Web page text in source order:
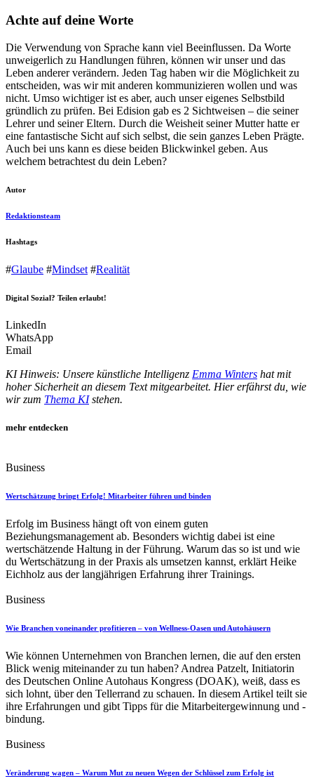
Achte auf deine Worte
Die Verwendung von Sprache kann viel Beeinflussen. Da Worte
unweigerlich zu Handlungen führen, können wir unser und das
Leben anderer verändern. Jeden Tag haben wir die Möglichkeit zu
entscheiden, was wir mit anderen kommunizieren wollen und was
nicht. Umso wichtiger ist es aber, auch unser eigenes Selbstbild
gründlich zu prüfen. Bei Edision gab es 2 Sichtweisen – die seiner
Lehrer und seiner Eltern. Durch die Weisheit seiner Mutter hatte er
eine fantastische Sicht auf sich selbst, die sein ganzes Leben Prägte.
Auch bei uns kann es diese beiden Blickwinkel geben. Aus
welchem betrachtest du dein Leben?
Autor
Redaktionsteam
Hashtags
#Glaube #Mindset #Realität
Digital Sozial? Teilen erlaubt!
LinkedIn
WhatsApp
Email
KI Hinweis: Unsere künstliche Intelligenz Emma Winters hat mit
hoher Sicherheit an diesem Text mitgearbeitet. Hier erfährst du, wie
wir zum Thema KIstehen.
mehr entdecken
Business
Wertschätzung bringt Erfolg! Mitarbeiter führen und binden
Erfolg im Business hängt oft von einem guten
Beziehungsmanagement ab. Besonders wichtig dabei ist eine
wertschätzende Haltung in der Führung. Warum das so ist und wie
du Wertschätzung in der Praxis als umsetzen kannst, erklärt Heike
Eichholz aus der langjährigen Erfahrung ihrer Trainings.
Business
Wie Branchen voneinander profitieren – von Wellness-Oasen und Autohäusern
Wie können Unternehmen von Branchen lernen, die auf den ersten
Blick wenig miteinander zu tun haben? Andrea Patzelt, Initiatorin
des Deutschen Online Autohaus Kongress (DOAK), weiß, dass es
sich lohnt, über den Tellerrand zu schauen. In diesem Artikel teilt sie
ihre Erfahrungen und gibt Tipps für die Mitarbeitergewinnung und -
bindung.
Business
Veränderung wagen – Warum Mut zu neuen Wegen der Schlüssel zum Erfolg ist